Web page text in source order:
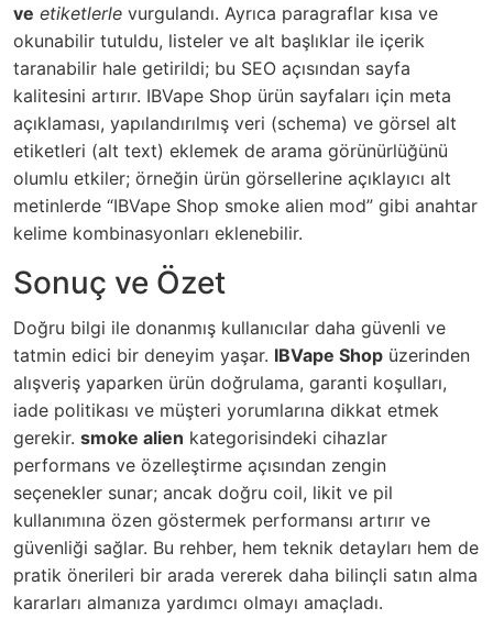
ve etiketlerle vurgulandı. Ayrıca paragraflar kısa ve
okunabilir tutuldu, listeler ve alt başlıklar ile içerik
taranabilir hale getirildi; bu SEO açısından sayfa
kalitesini artırır. IBVape Shop ürün sayfaları için meta
açıklaması, yapılandırılmış veri (schema) ve görsel alt
etiketleri (alt text) eklemek de arama görünürlüğünü
olumlu etkiler; örneğin ürün görsellerine açıklayıcı alt
metinlerde “IBVape Shop smoke alien mod” gibi anahtar
kelime kombinasyonları eklenebilir.
Sonuç ve Özet
Doğru bilgi ile donanmış kullanıcılar daha güvenli ve
tatmin edici bir deneyim yaşar. IBVape Shop üzerinden
alışveriş yaparken ürün doğrulama, garanti koşulları,
iade politikası ve müşteri yorumlarına dikkat etmek
gerekir. smoke alien kategorisindeki cihazlar
performans ve özelleştirme açısından zengin
seçenekler sunar; ancak doğru coil, likit ve pil
kullanımına özen göstermek performansı artırır ve
güvenliği sağlar. Bu rehber, hem teknik detayları hem de
pratik önerileri bir arada vererek daha bilinçli satın alma
kararları almanıza yardımcı olmayı amaçladı.